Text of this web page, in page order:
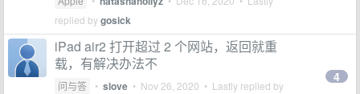
replied bygosick
iPad air2 打开超过 2 个网站，返回就重
载，有解决办法不
问与答 • slove • Nov 26, 2020 • Lastly replied by
4